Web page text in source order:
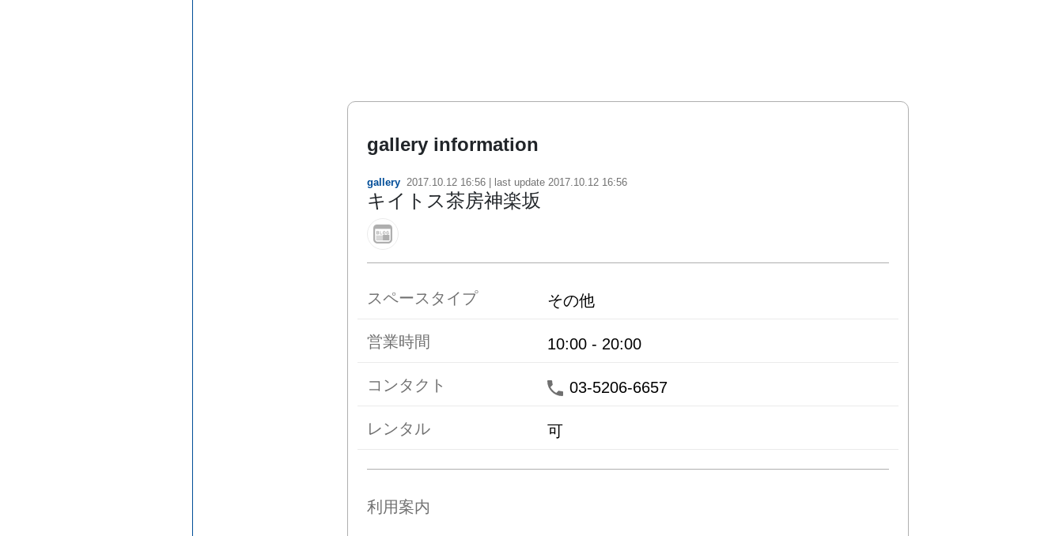
gallery information
gallery 2017.10.12 16:56 | last update 2017.10.12 16:56
キイトス茶房神楽坂
スペースタイプ その他
営業時間 10:00 - 20:00
コンタクト 03-5206-6657
レンタル 可
利用案内